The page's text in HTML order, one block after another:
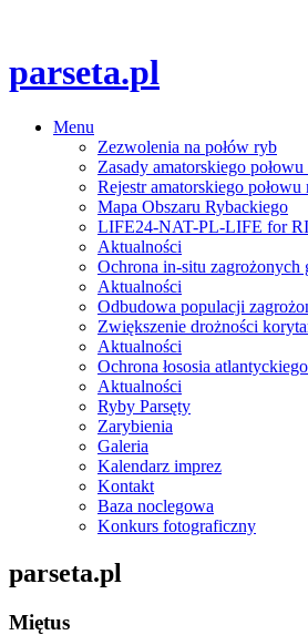
parseta.pl
Menu
Zezwolenia na połów ryb
Zasady amatorskiego
Rejestr amatorskiego połowu
Mapa Obszaru Rybackiego
LIFE24-NAT-PL-LIFE for
Aktualności
Ochrona in-situ
Aktualności
Odbudowa populacji
Zwiększenie drożności
Aktualności
Ochrona łososia
Aktualności
Ryby Parsęty
Zarybienia
Galeria
Kalendarz imprez
Kontakt
Baza noclegowa
Konkurs fotograficzny
parseta.pl
Miętus